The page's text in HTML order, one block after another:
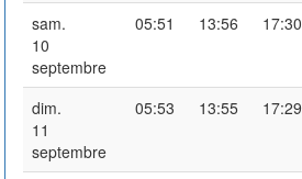
sam.
10
septembre
05:51 13:56 17:30
dim.
11
septembre
05:53 13:55 17:29